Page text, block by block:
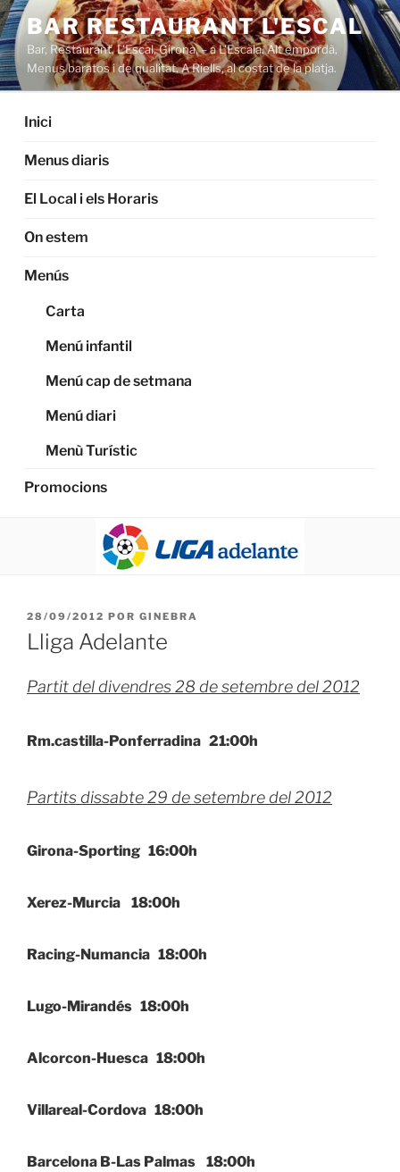
Saltar
al
contenido
BAR RESTAURANT L'ESCAL
Bar, Restaurant, L'Escal, Girona, – a L'Escala. Alt empordà,
Menus baratos i de qualitat. A Riells, al costat de la platja.
Inici
Menus diaris
El Local i els Horaris
On estem
Menús
Carta
Menú infantil
Menú cap de setmana
Menú diari
Menù Turístic
Promocions
PUBLICADO
EL
28/09/2012 POR GINEBRA
Lliga Adelante
Partit del divendres 28 de setembre del 2012
Rm.castilla-Ponferradina 21:00h
Partits dissabte 29 de setembre del 2012
Girona-Sporting 16:00h
Xerez-Murcia 18:00h
Racing-Numancia 18:00h
Lugo-Mirandés 18:00h
Alcorcon-Huesca 18:00h
Villareal-Cordova 18:00h
Barcelona B-Las Palmas 18:00h